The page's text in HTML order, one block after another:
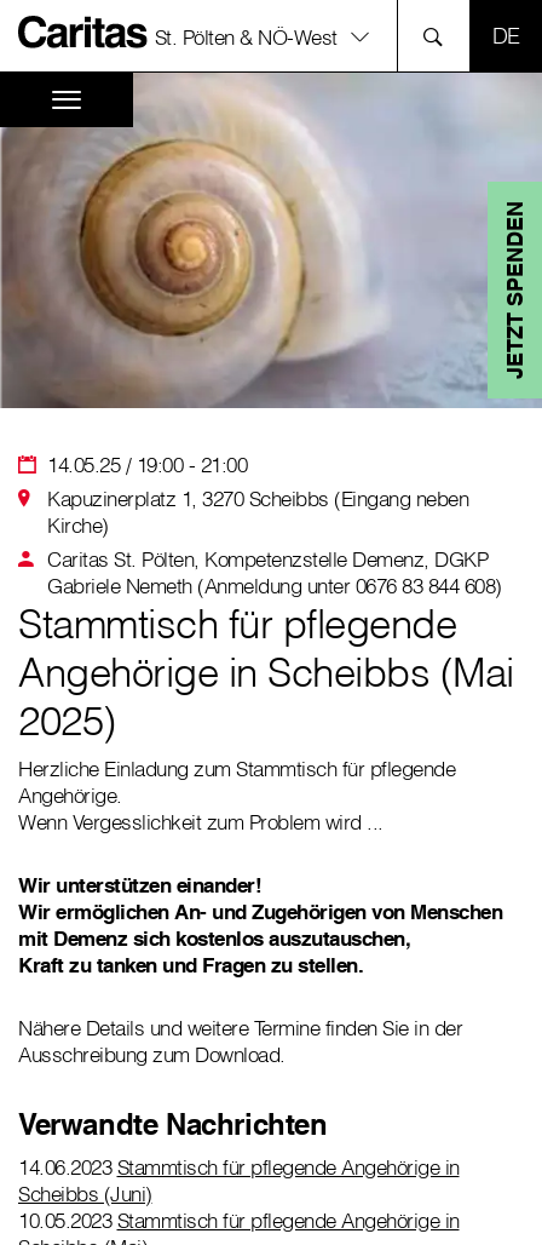
St. Pölten & NÖ-West
JETZT SPENDEN
14.05.25 / 19:00 - 21:00
Kapuzinerplatz 1, 3270 Scheibbs (Eingang neben
Kirche)
Caritas St. Pölten, Kompetenzstelle Demenz, DGKP
Gabriele Nemeth (Anmeldung unter 0676 83 844 608)
Stammtisch für pflegende
Angehörige in Scheibbs (Mai
2025)
Herzliche Einladung zum Stammtisch für pflegende
Angehörige.
Wenn Vergesslichkeit zum Problem wird ...
Wir unterstützen einander!
Wir ermöglichen An- und Zugehörigen von Menschen
mit Demenz sich kostenlos auszutauschen,
Kraft zu tanken und Fragen zu stellen.
Nähere Details und weitere Termine finden Sie in der
Ausschreibung zum Download.
Verwandte Nachrichten
14.06.2023 Stammtisch für pflegende Angehörige in
Scheibbs (Juni)
10.05.2023 Stammtisch für pflegende Angehörige in